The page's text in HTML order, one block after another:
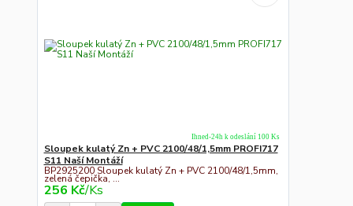
Sloupek kulatý Zn + PVC 2100/48/1,5mm PROFI717
S11 Naší Montáží
BP2925200 Sloupek kulatý Zn + PVC 2100/48/1,5mm,
zelená čepička, ...
256 Kč/Ks
Ihned-24h k odeslání 100 Ks